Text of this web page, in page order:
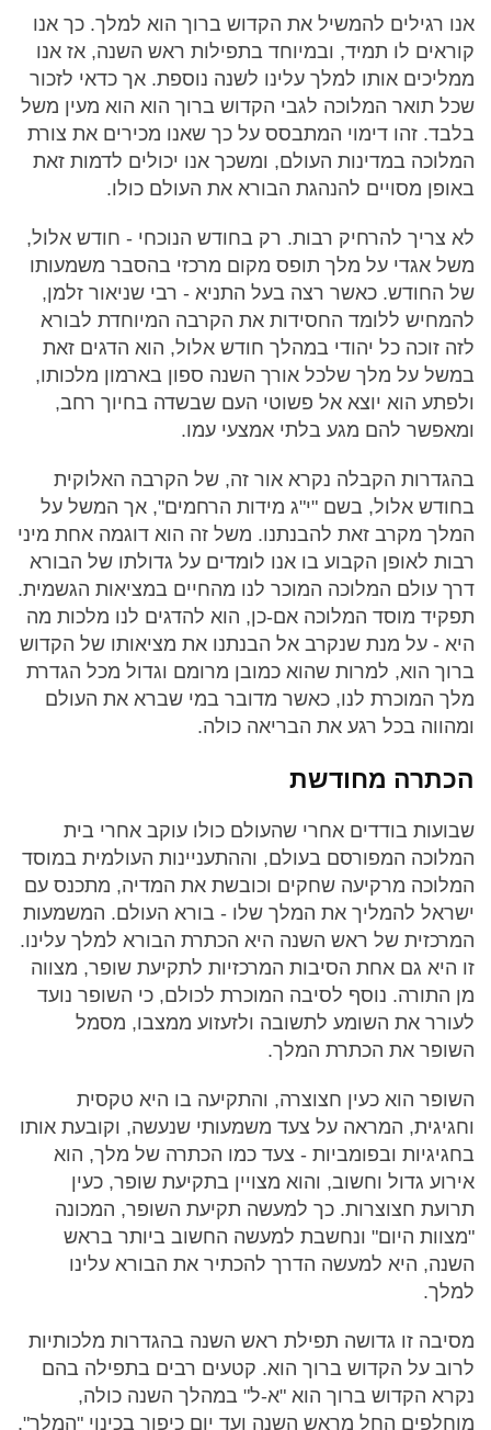
אנו רגילים להמשיל את הקדוש ברוך הוא למלך. כך אנו
קוראים לו תמיד, ובמיוחד בתפילות ראש השנה, אז אנו
ממליכים אותו למלך עלינו לשנה נוספת. אך כדאי לזכור
שכל תואר המלוכה לגבי הקדוש ברוך הוא הוא מעין משל
בלבד. זהו דימוי המתבסס על כך שאנו מכירים את צורת
המלוכה במדינות העולם, ומשכך אנו יכולים לדמות זאת
באופן מסויים להנהגת הבורא את העולם כולו.
לא צריך להרחיק רבות. רק בחודש הנוכחי - חודש אלול,
משל אגדי על מלך תופס מקום מרכזי בהסבר משמעותו
של החודש. כאשר רצה בעל התניא - רבי שניאור זלמן,
להמחיש ללומד החסידות את הקרבה המיוחדת לבורא
לזה זוכה כל יהודי במהלך חודש אלול, הוא הדגים זאת
במשל על מלך שלכל אורך השנה ספון בארמון מלכותו,
ולפתע הוא יוצא אל פשוטי העם שבשדה בחיוך רחב,
ומאפשר להם מגע בלתי אמצעי עמו.
בהגדרות הקבלה נקרא אור זה, של הקרבה האלוקית
בחודש אלול, בשם "י"ג מידות הרחמים", אך המשל על
המלך מקרב זאת להבנתנו. משל זה הוא דוגמה אחת מיני
רבות לאופן הקבוע בו אנו לומדים על גדולתו של הבורא
דרך עולם המלוכה המוכר לנו מהחיים במציאות הגשמית.
תפקיד מוסד המלוכה אם-כן, הוא להדגים לנו מלכות מה
היא - על מנת שנקרב אל הבנתנו את מציאותו של הקדוש
ברוך הוא, למרות שהוא כמובן מרומם וגדול מכל הגדרת
מלך המוכרת לנו, כאשר מדובר במי שברא את העולם
ומהווה בכל רגע את הבריאה כולה.
הכתרה מחודשת
שבועות בודדים אחרי שהעולם כולו עוקב אחרי בית
המלוכה המפורסם בעולם, וההתעניינות העולמית במוסד
המלוכה מרקיעה שחקים וכובשת את המדיה, מתכנס עם
ישראל להמליך את המלך שלו - בורא העולם. המשמעות
המרכזית של ראש השנה היא הכתרת הבורא למלך עלינו.
זו היא גם אחת הסיבות המרכזיות לתקיעת שופר, מצווה
מן התורה. נוסף לסיבה המוכרת לכולם, כי השופר נועד
לעורר את השומע לתשובה ולזעזוע ממצבו, מסמל
השופר את הכתרת המלך.
השופר הוא כעין חצוצרה, והתקיעה בו היא טקסית
וחגיגית, המראה על צעד משמעותי שנעשה, וקובעת אותו
בחגיגיות ובפומביות - צעד כמו הכתרה של מלך, הוא
אירוע גדול וחשוב, והוא מצויין בתקיעת שופר, כעין
תרועת חצוצרות. כך למעשה תקיעת השופר, המכונה
"מצוות היום" ונחשבת למעשה החשוב ביותר בראש
השנה, היא למעשה הדרך להכתיר את הבורא עלינו
למלך.
מסיבה זו גדושה תפילת ראש השנה בהגדרות מלכותיות
לרוב על הקדוש ברוך הוא. קטעים רבים בתפילה בהם
נקרא הקדוש ברוך הוא "א-ל" במהלך השנה כולה,
מוחלפים החל מראש השנה ועד יום כיפור בכינוי "המלך".